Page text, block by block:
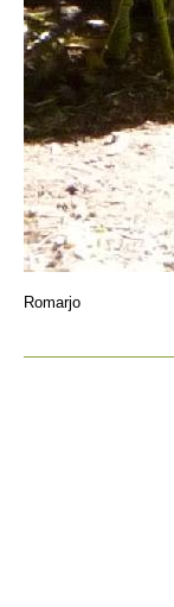
Romarjo